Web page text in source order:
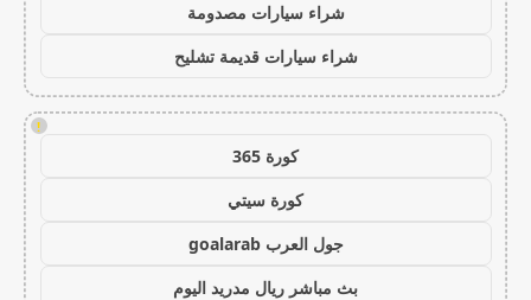
شراء سيارات مصدومة
شراء سيارات قديمة تشليح
!
كورة 365
كورة سيتي
جول العرب goalarab
بث مباشر ريال مدريد اليوم